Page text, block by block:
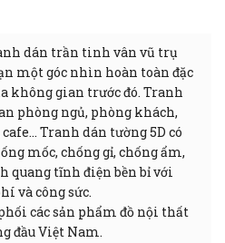
dán trần tinh vân vũ trụ
một góc nhìn hoàn toàn đặc
không gian trước đó. Tranh
phòng ngủ, phòng khách,
Tranh dán tường 5D có
mốc, chống gỉ, chống ẩm,
quang tĩnh điện bền bỉ với
và công sức.
các sản phẩm đồ nội thất
đầu Việt Nam.